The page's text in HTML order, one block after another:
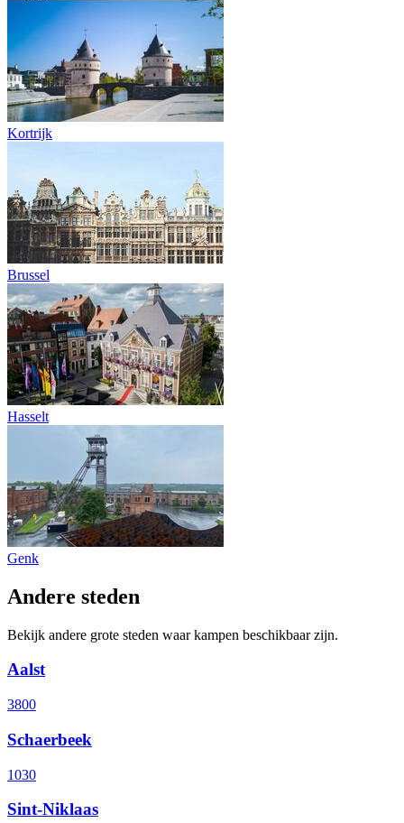
Kortrijk
Brussel
Hasselt
Genk
Andere steden
Bekijk andere grote steden waar kampen beschikbaar zijn.
Aalst
3800
Schaerbeek
1030
Sint-Niklaas